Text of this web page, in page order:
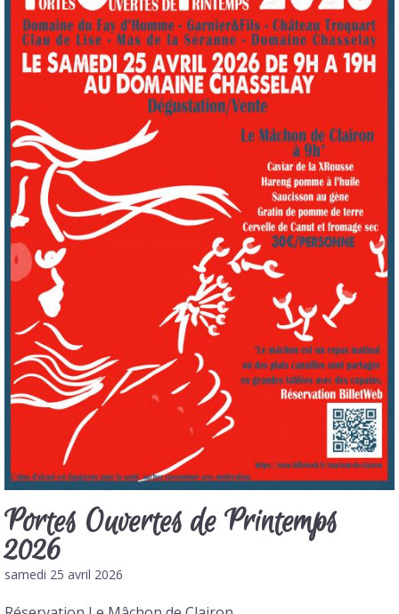
Portes Ouvertes de Printemps
2026
samedi 25 avril 2026